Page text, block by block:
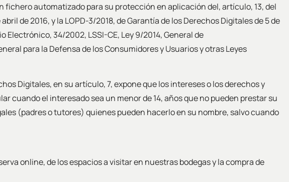
fichero automatizado para su protección en aplicación del, artículo, 13, del
de 2016, y la LOPD-3/2018, de Garantía de los Derechos Digitales de 5 de
Electrónico, 34/2002, LSSI-CE, Ley 9/2014, General de
para la Defensa de los Consumidores y Usuarios y otras Leyes
Digitales, en su artículo, 7, expone que los intereses o los derechos y
el interesado sea un menor de 14, años que no pueden prestar su
(padres o tutores) quienes pueden hacerlo en su nombre, salvo cuando
online, de los espacios a visitar en nuestras bodegas y la compra de